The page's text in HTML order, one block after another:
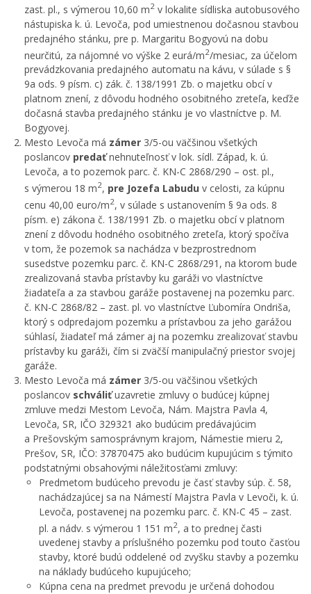
Životné prostredie a odpady
zast. pl., s výmerou 10,60 m2 v lokalite sídliska autobusového
nástupiska k. ú. Levoča, pod umiestnenou dočasnou stavbou
predajného stánku, pre p. Margaritu Bogyovú na dobu
neurčitú, za nájomné vo výške 2 eurá/m2/mesiac, za účelom
prevádzkovania predajného automatu na kávu, v súlade s §
9a ods. 9 písm. c) zák. č. 138/1991 Zb. o majetku obcí v
platnom znení, z dôvodu hodného osobitného zreteľa, keďže
dočasná stavba predajného stánku je vo vlastníctve p. M.
Bogyovej.
Mesto Levoča má zámer 3/5-ou väčšinou všetkých
poslancov predaťnehnuteľnosť v lok. sídl. Západ, k. ú.
Levoča, a to pozemok parc. č. KN-C 2868/290 – ost. pl.,
s výmerou 18 m2, pre Jozefa Labudu v celosti, za kúpnu
cenu 40,00 euro/m2, v súlade s ustanovením § 9a ods. 8
písm. e) zákona č. 138/1991 Zb. o majetku obcí v platnom
znení z dôvodu hodného osobitného zreteľa, ktorý spočíva
v tom, že pozemok sa nachádza v bezprostrednom
susedstve pozemku parc. č. KN-C 2868/291, na ktorom bude
zrealizovaná stavba prístavby ku garáži vo vlastníctve
žiadateľa a za stavbou garáže postavenej na pozemku parc.
č. KN-C 2868/82 – zast. pl. vo vlastníctve Ľubomíra Ondriša,
ktorý s odpredajom pozemku a prístavbou za jeho garážou
súhlasí, žiadateľ má zámer aj na pozemku zrealizovať stavbu
prístavby ku garáži, čím si zväčší manipulačný priestor svojej
garáže.
Mesto Levoča má zámer 3/5-ou väčšinou všetkých
poslancov schváliťuzavretie zmluvy o budúcej kúpnej
zmluve medzi Mestom Levoča, Nám. Majstra Pavla 4,
Levoča, SR, IČO 329321 ako budúcim predávajúcim
a Prešovským samosprávnym krajom, Námestie mieru 2,
Prešov, SR, IČO: 37870475 ako budúcim kupujúcim s týmito
podstatnými obsahovými náležitosťami zmluvy:
Predmetom budúceho prevodu je časť stavby súp. č. 58,
nachádzajúcej sa na Námestí Majstra Pavla v Levoči, k. ú.
Levoča, postavenej na pozemku parc. č. KN-C 45 – zast.
pl. a nádv. s výmerou 1 151 m2, a to prednej časti
uvedenej stavby a príslušného pozemku pod touto časťou
stavby, ktoré budú oddelené od zvyšku stavby a pozemku
na náklady budúceho kupujúceho;
Kúpna cena na predmet prevodu je určená dohodou